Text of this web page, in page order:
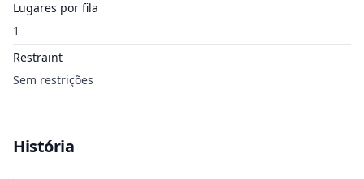
Lugares por fila
1
Restraint
Sem restrições
História